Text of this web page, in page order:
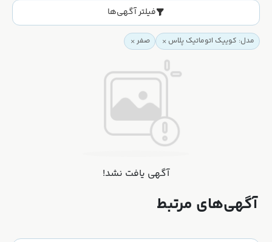
فیلتر آگهی‌ها
مدل: کوییک اتوماتیک پلاس صفر
آگهی یافت نشد!
آگهی‌های مرتبط